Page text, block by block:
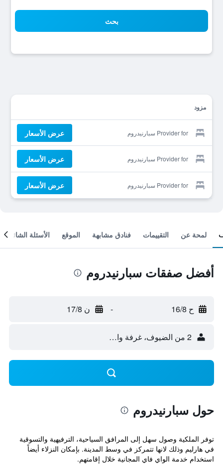
بحث
مزود
Provider for سبارنيدروم عرض الأسعار
Provider for سبارنيدروم عرض الأسعار
Provider for سبارنيدروم عرض الأسعار
لمحة عن التقييمات فنادق مشابهة الموقع الأسئلة الشائعة
أفضل صفقات سبارنيدروم
ح 16/8 - ن 17/8
2 من الضيوف، غرفة واحدة
حول سبارنيدروم
توفر الملكية وصول سهل إلى المرافق السياحية، الترفيهية والتسوقية
في هارليم وذلك لانها تتمركز في وسط المدينة. بإمكان النزلاء أيضاً
استخدام خدمة الواي فاي المجانية خلال إقامتهم.